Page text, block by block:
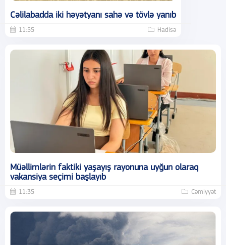
Cəlilabadda iki həyətyanı sahə və tövlə yanıb
11:55 Hadisə
Müəllimlərin faktiki yaşayış rayonuna uyğun olaraq
vakansiya seçimi başlayıb
11:35 Cəmiyyət